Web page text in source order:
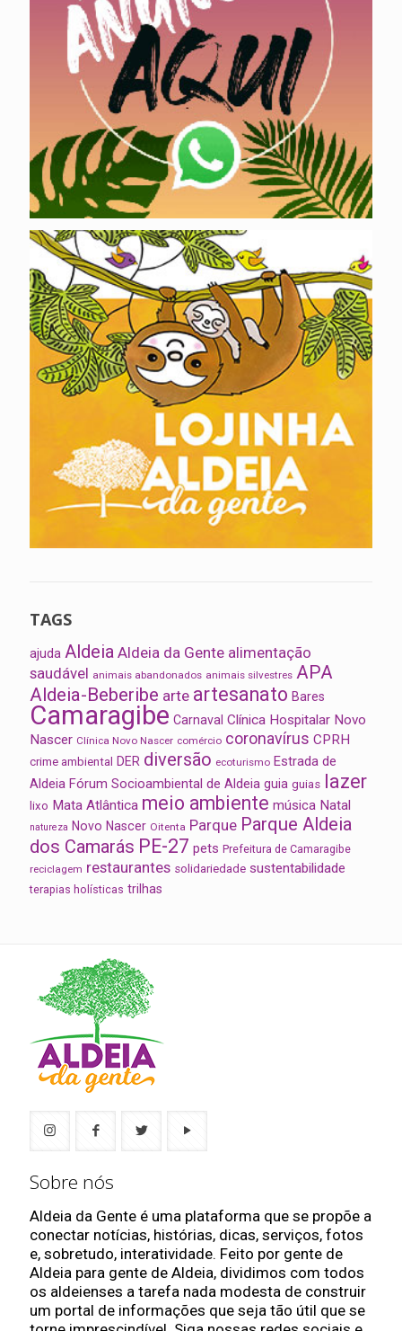
TAGS
ajuda Aldeia Aldeia da Gente alimentação
saudável animais abandonados animais silvestres APA
Aldeia-Beberibe arte artesanato Bares
Camaragibe Carnaval Clínica Hospitalar Novo
Nascer Clínica Novo Nascer comércio coronavírus CPRH
crime ambiental DER diversão ecoturismo Estrada de
Aldeia Fórum Socioambiental de Aldeia guia guias lazer
lixo Mata Atlântica meio ambiente música Natal
natureza Novo Nascer Oitenta Parque Parque Aldeia
dos Camarás PE-27 pets Prefeitura de Camaragibe
reciclagem restaurantes solidariedade sustentabilidade
terapias holísticas trilhas
Sobre nós
Aldeia da Gente é uma plataforma que se propõe a
conectar notícias, histórias, dicas, serviços, fotos
e, sobretudo, interatividade. Feito por gente de
Aldeia para gente de Aldeia, dividimos com todos
os aldeienses a tarefa nada modesta de construir
um portal de informações que seja tão útil que se